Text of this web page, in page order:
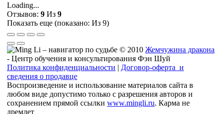
Loading...
Отзывов: 9 Из 9
Показать еще (показано: Из 9)
© 2010 Жемчужина дракона
- Центр обучения и консультирования Фэн Шуй
Политика конфиденциальности | Договор-оферта и
сведения о продавце
Воспроизведение и использование материалов сайта в
любом виде допустимо только с разрешения авторов и
сохранением прямой ссылки www.mingli.ru. Карма не
дремлет